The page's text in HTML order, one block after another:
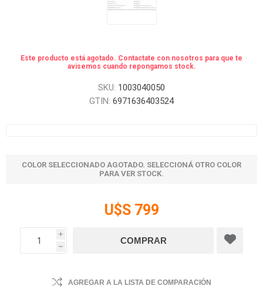
Este producto está agotado. Contactate con nosotros para que te
avisemos cuando repongamos stock.
SKU: 1003040050
GTIN: 6971636403524
COLOR SELECCIONADO AGOTADO. SELECCIONÁ OTRO COLOR
PARA VER STOCK.
U$S 799
i
h
AGREGAR A LA LISTA DE COMPARACIÓN